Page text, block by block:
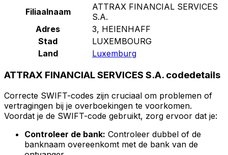
Filiaalnaam
ATTRAX FINANCIAL SERVICES
S.A.
Adres
3, HEIENHAFF
Stad
LUXEMBOURG
Land
Luxemburg
ATTRAX FINANCIAL SERVICES S.A. codedetails
Correcte SWIFT-codes zijn cruciaal om problemen of
vertragingen bij je overboekingen te voorkomen.
Voordat je de SWIFT-code gebruikt, zorg ervoor dat je:
Controleer de bank: Controleer dubbel of de
banknaam overeenkomt met de bank van de